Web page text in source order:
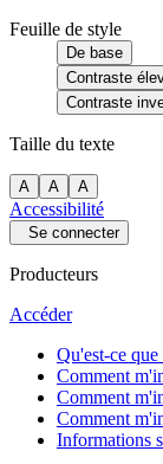
Feuille de style
De base
Contraste
Contraste
Taille du texte
A A A
Accessibilité
Se connecter
Producteurs
Accéder
Qu'est-ce
Comment
Comment
Comment
Informations